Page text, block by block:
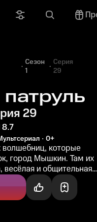
Сезон
1
Серия
29
29
0+
которые
город Мышкин. Там их
весёлая и общительная